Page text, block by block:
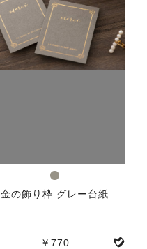
金の飾り枠 グレー台紙
￥770